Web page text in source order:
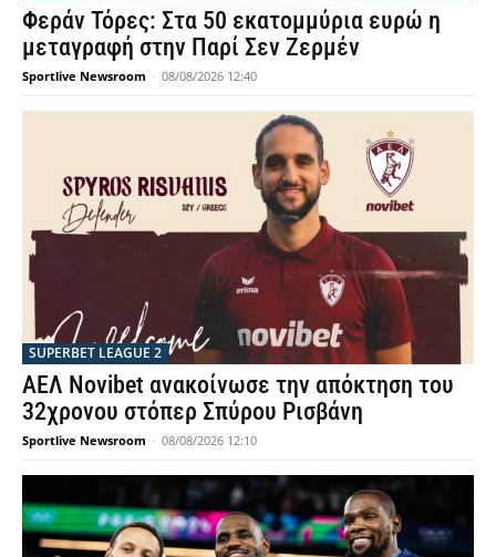
Φεράν Τόρες: Στα 50 εκατομμύρια ευρώ η
μεταγραφή στην Παρί Σεν Ζερμέν
Sportlive Newsroom - 08/08/2026 12:40
SUPERBET LEAGUE 2
ΑΕΛ Novibet ανακοίνωσε την απόκτηση του
32χρονου στόπερ Σπύρου Ρισβάνη
Sportlive Newsroom - 08/08/2026 12:10